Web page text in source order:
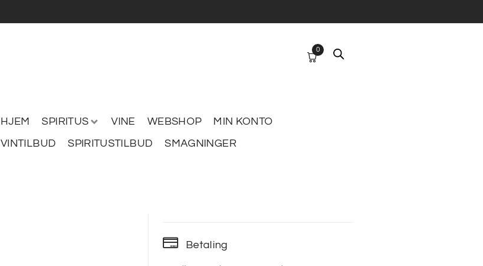
HJEM SPIRITUS VINE WEBSHOP
MIN KONTO
VINTILBUD
SPIRITUSTILBUD SMAGNINGER
0
Betaling